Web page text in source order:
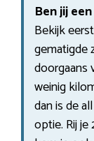
Ben jij
Bekijk
gematigde
doorgaans
weinig
dan is de
optie. Rij